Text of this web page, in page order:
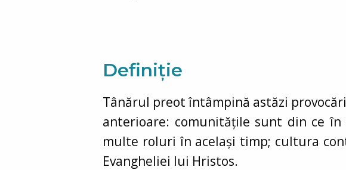
Definiție
Tânărul preot întâmpină astăzi
anterioare: comunitățile sunt din ce
multe roluri în același timp; cultura
Evangheliei lui Hristos.